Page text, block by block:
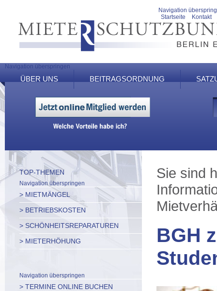
Navigation überspringen
ÜBER UNS BEITRAGSORDNUNG
Navigation
Startseite
Kontakt
TOP-THEMEN
Navigation überspringen
> MIETMÄNGEL
> BETRIEBSKOSTEN
> SCHÖNHEITSREPARATUREN
> MIETERHÖHUNG
Navigation überspringen
> TERMINE ONLINE BUCHEN
Sie sind
BGH